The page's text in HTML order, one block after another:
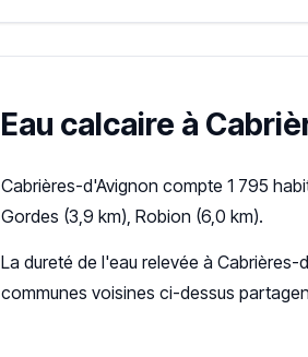
Eau calcaire à
Cabrières-d'Avignon compte 1 795
Gordes (3,9 km), Robion (6,0 km).
La dureté de l'eau relevée à Cabrières-
communes voisines ci-dessus